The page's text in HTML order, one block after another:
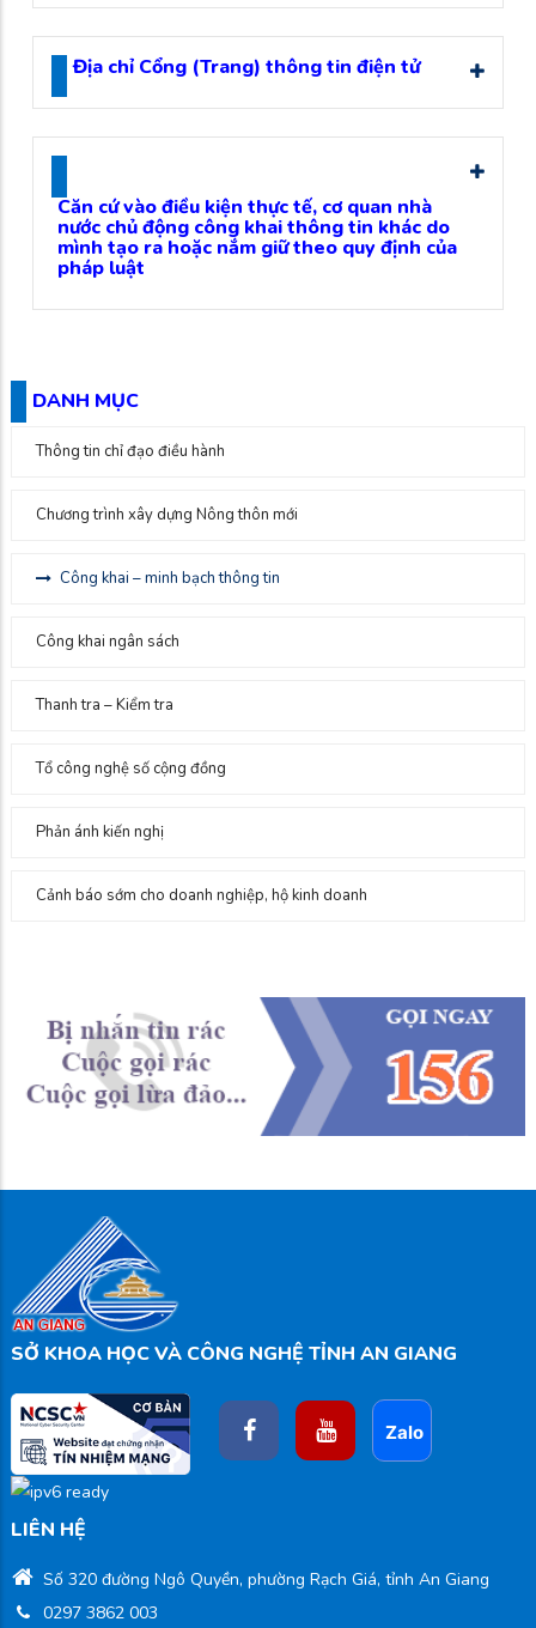
Địa chỉ Cổng (Trang) thông tin điện tử
Căn cứ vào điều kiện thực tế, cơ quan nhà
nước chủ động công khai thông tin khác do
mình tạo ra hoặc nắm giữ theo quy định của
pháp luật
DANH MỤC
Thông tin chỉ đạo điều hành
Chương trình xây dựng Nông thôn mới
Công khai – minh bạch thông tin
Công khai ngân sách
Thanh tra – Kiểm tra
Tổ công nghệ số cộng đồng
Phản ánh kiến nghị
Cảnh báo sớm cho doanh nghiệp, hộ kinh doanh
SỞ KHOA HỌC VÀ CÔNG NGHỆ TỈNH AN GIANG
LIÊN HỆ
Số 320 đường Ngô Quyền, phường Rạch Giá, tỉnh An Giang
0297 3862 003